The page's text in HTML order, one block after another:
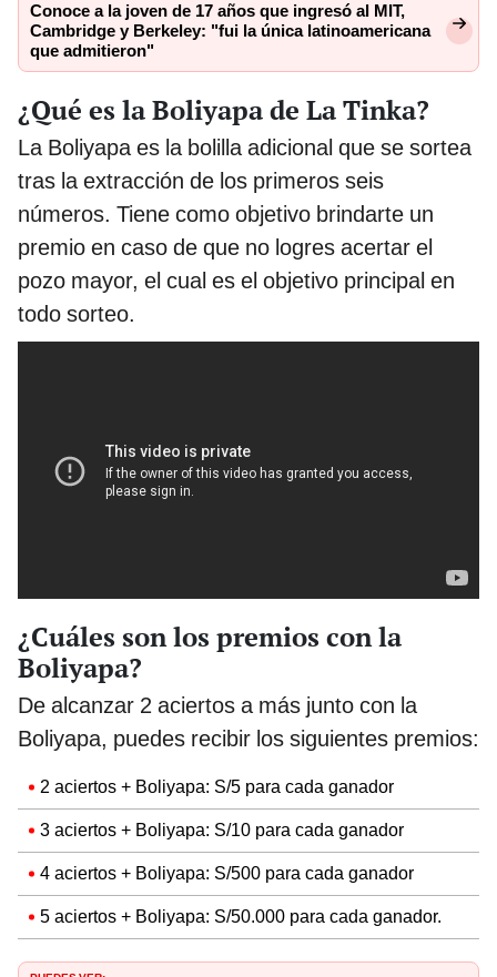
Conoce a la joven de 17 años que ingresó al MIT,
Cambridge y Berkeley: "fui la única latinoamericana
que admitieron"
¿Qué es la Boliyapa de La Tinka?
La Boliyapa es la bolilla adicional que se sortea
tras la extracción de los primeros seis
números. Tiene como objetivo brindarte un
premio en caso de que no logres acertar el
pozo mayor, el cual es el objetivo principal en
todo sorteo.
¿Cuáles son los premios con la
Boliyapa?
De alcanzar 2 aciertos a más junto con la
Boliyapa, puedes recibir los siguientes premios:
2 aciertos + Boliyapa: S/5 para cada ganador
3 aciertos + Boliyapa: S/10 para cada ganador
4 aciertos + Boliyapa: S/500 para cada ganador
5 aciertos + Boliyapa: S/50.000 para cada ganador.